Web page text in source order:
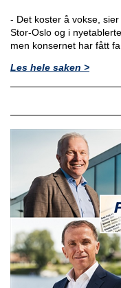
- Det koster å vokse,
Stor-Oslo og i
men konsernet har fått
Les hele saken >